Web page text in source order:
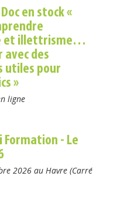
en stock «
et illettrisme…
des
utiles pour
»
ligne
Formation - Le
2026 au Havre (Carré